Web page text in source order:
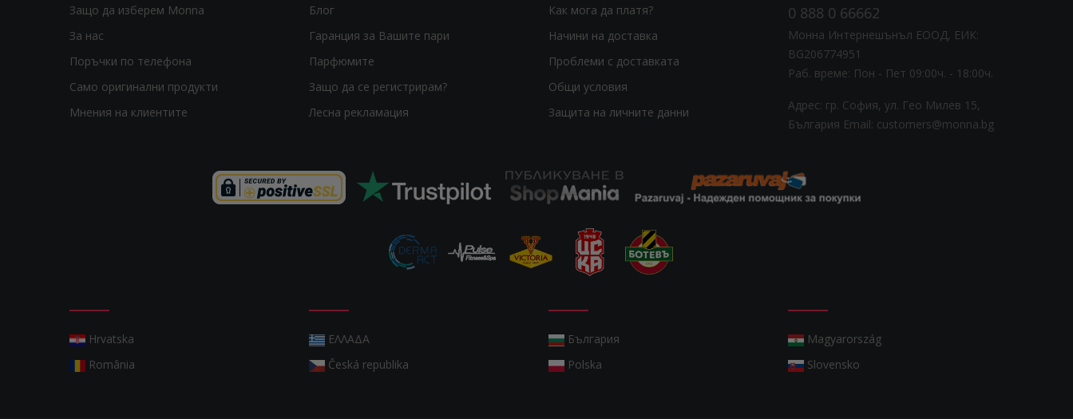
Защо да изберем Monna
За нас
Поръчки по телефона
Само оригинални продукти
Мнения на клиентите
Блог
Гаранция за Вашите пари
Парфюмите
Защо да се регистрирам?
Лесна рекламация
Как мога да платя?
Начини на доставка
Проблеми с доставката
Общи условия
Защита на личните данни
0 888 0 66662
Монна Интернешънъл ЕООД, ЕИК:
BG206774951
Раб. време: Пoн - Пет 09:00ч. - 18:00ч.
Адрес: гр. София, ул. Гео Милев 15,
България Email: customers@monna.bg
Hrvatska
România
ΕΛΛΑΔΑ
Česká republika
България
Polska
Magyarország
Slovensko